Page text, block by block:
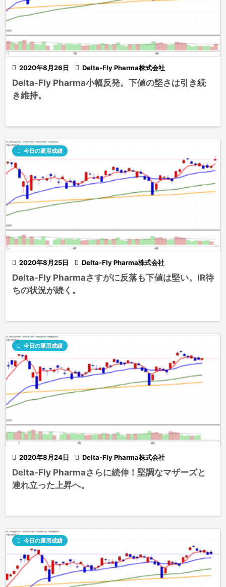
 2020年8月26日  Delta-Fly Pharma株式会社
Delta-Fly Pharma小幅反発。下値の堅さは引き続
き維持。
 2020年8月25日
 今日の運用成績
 Delta-Fly Pharma株式会社
Delta-Fly Pharmaさすがに反落も下値は堅い。IR待
ちの状況が続く。
 2020年8月24日
 今日の運用成績
 Delta-Fly Pharma株式会社
Delta-Fly Pharmaさらに続伸！堅調なマザーズと
連れ立った上昇へ。
 今日の運用成績